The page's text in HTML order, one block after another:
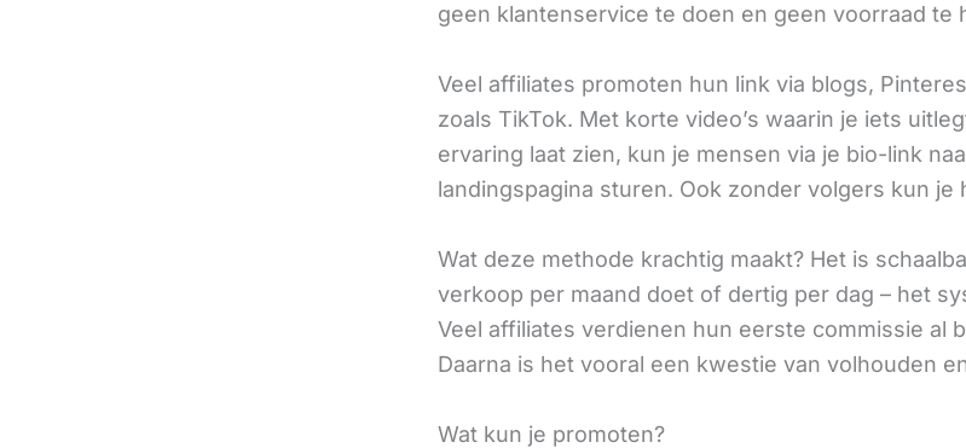
geen klantenservice te doen en geen voorraad te
Veel affiliates promoten hun link via blogs,
zoals TikTok. Met korte video’s waarin je iets
ervaring laat zien, kun je mensen via je bio-link
landingspagina sturen. Ook zonder volgers kun je
Wat deze methode krachtig maakt? Het is
verkoop per maand doet of dertig per dag – het
Veel affiliates verdienen hun eerste commissie al
Daarna is het vooral een kwestie van volhouden
Wat kun je promoten?